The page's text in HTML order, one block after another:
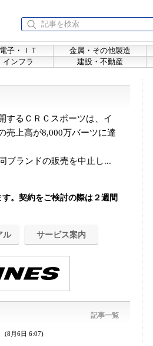
子・ＩＴ 金属・その他製造
インフラ 建設・不動産
するＣＲＣスポーツは、イ
売上高が8,000万バーツに達
ブランドの販売を中止し...
。契約をご検討の際は２週間
ル サービス案内
記事一覧
(8月6日 6:07)